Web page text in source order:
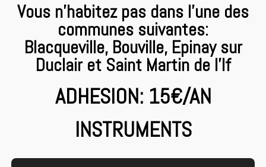
Vous n'habitez pas dans l'une des
communes suivantes:
Blacqueville, Bouville, Epinay sur
Duclair et Saint Martin de l’If
ADHESION: 15€/AN
INSTRUMENTS